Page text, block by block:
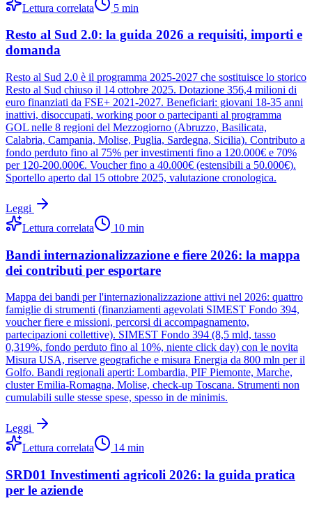
Lettura correlata
5 min
Resto al Sud 2.0: la guida 2026 a requisiti, importi e
domanda
Resto al Sud 2.0 è il programma 2025-2027 che sostituisce lo storico
Resto al Sud chiuso il 14 ottobre 2025. Dotazione 356,4 milioni di
euro finanziati da FSE+ 2021-2027. Beneficiari: giovani 18-35 anni
inattivi, disoccupati, working poor o partecipanti al programma
GOL nelle 8 regioni del Mezzogiorno (Abruzzo, Basilicata,
Calabria, Campania, Molise, Puglia, Sardegna, Sicilia). Contributo a
fondo perduto fino al 75% per investimenti fino a 120.000€ e 70%
per 120-200.000€. Voucher fino a 40.000€ (estensibili a 50.000€).
Sportello aperto dal 15 ottobre 2025, valutazione cronologica.
Leggi
Lettura correlata
10 min
Bandi internazionalizzazione e fiere 2026: la mappa
dei contributi per esportare
Mappa dei bandi per l'internazionalizzazione attivi nel 2026: quattro
famiglie di strumenti (finanziamenti agevolati SIMEST Fondo 394,
voucher fiere e missioni, percorsi di accompagnamento,
partecipazioni collettive). SIMEST Fondo 394 (8,5 mld, tasso
0,319%, fondo perduto fino al 10%, niente click day) con le novita
Misura USA, riserve geografiche e misura Energia da 800 mln per il
Golfo. Bandi regionali aperti: Lombardia, PIF Piemonte, Marche,
cluster Emilia-Romagna, Molise, check-up Toscana. Strumenti non
cumulabili sulle stesse spese, spesso in de minimis.
Leggi
Lettura correlata
14 min
SRD01 Investimenti agricoli 2026: la guida pratica
per le aziende